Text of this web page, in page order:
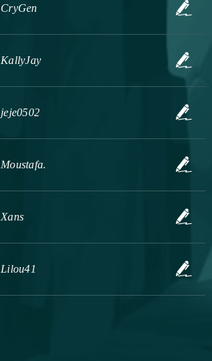
CryGen
KallyJay
jeje0502
Moustafa.
Xans
Lilou41